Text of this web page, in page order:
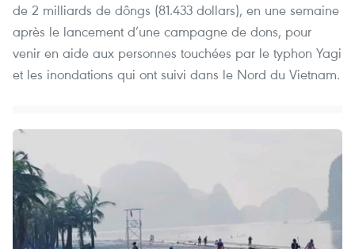
de 2 milliards de dôngs (81.433 dollars), en une semaine
après le lancement d’une campagne de dons, pour
venir en aide aux personnes touchées par le typhon Yagi
et les inondations qui ont suivi dans le Nord du Vietnam.